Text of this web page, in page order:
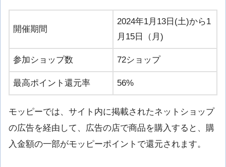
開催期間
2024年1月13日(土)から1
月15日（月)
参加ショップ数 72ショップ
最高ポイント還元率 56%
モッピーでは、サイト内に掲載されたネットショップ
の広告を経由して、広告の店で商品を購入すると、購
入金額の一部がモッピーポイントで還元されます。